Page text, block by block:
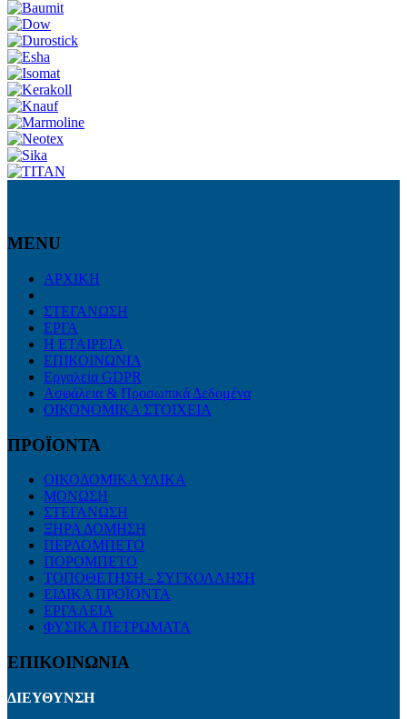
MENU
ΑΡΧΙΚΗ
ΣΤΕΓΑΝΩΣΗ
ΕΡΓΑ
Η ΕΤΑΙΡΕΙΑ
ΕΠΙΚΟΙΝΩΝΙΑ
Εργαλεία GDPR
Ασφάλεια & Προσωπικά Δεδομένα
ΟΙΚΟΝΟΜΙΚΑ ΣΤΟΙΧΕΙΑ
ΠΡΟΪΟΝΤΑ
ΟΙΚΟΔΟΜΙΚΑ ΥΛΙΚΑ
ΜΟΝΩΣΗ
ΣΤΕΓΑΝΩΣΗ
ΞΗΡΑ ΔΟΜΗΣΗ
ΠΕΡΛΟΜΠΕΤΟ
ΠΟΡΟΜΠΕΤΟ
ΤΟΠΟΘΕΤΗΣΗ - ΣΥΓΚΟΛΛΗΣΗ
ΕΙΔΙΚΑ ΠΡΟΪΟΝΤΑ
ΕΡΓΑΛΕΙΑ
ΦΥΣΙΚΑ ΠΕΤΡΩΜΑΤΑ
ΕΠΙΚΟΙΝΩΝΙΑ
ΔΙΕΥΘΥΝΣΗ